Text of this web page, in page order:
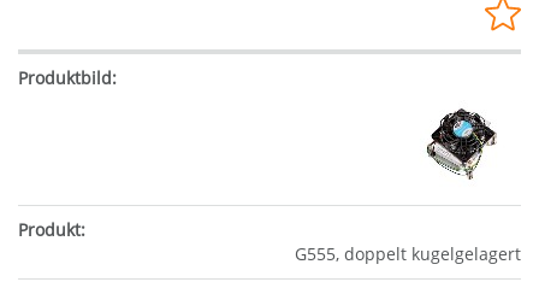
G555, doppelt kugelgelagert